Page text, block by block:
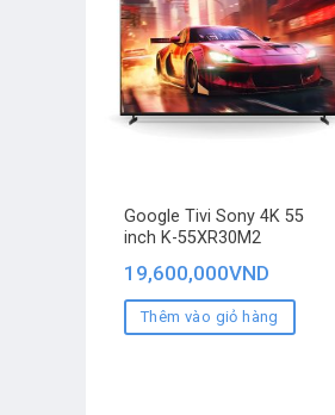
Google Tivi Sony 4K 55
inch K-55XR30M2
19,600,000VND
Thêm vào giỏ hàng